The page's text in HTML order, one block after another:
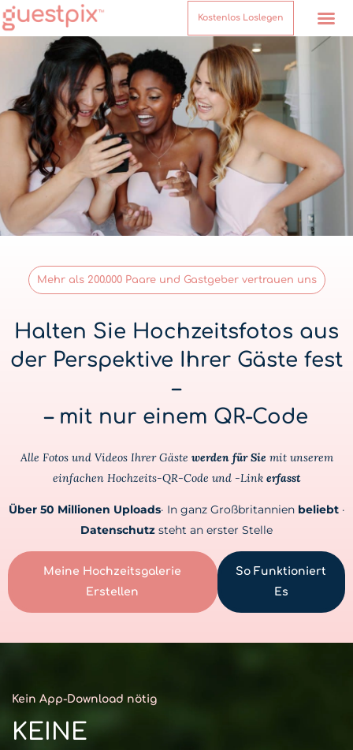
Kostenlos Loslegen
Mehr als 200.000 Paare und Gastgeber vertrauen uns
Halten Sie Hochzeitsfotos aus
der Perspektive Ihrer Gäste fest
–
– mit nur einem QR-Code
Alle Fotos und Videos Ihrer Gäste werden für Sie mit unserem
einfachen Hochzeits-QR-Code und -Link erfasst
Über 50 Millionen Uploads· In ganz Großbritannien beliebt·
Datenschutz steht an erster Stelle
Meine Hochzeitsgalerie
Erstellen
So Funktioniert
Es
Kein App-Download nötig
KEINE